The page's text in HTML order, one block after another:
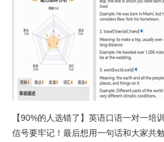
【90%的人选错了】英语口语一对一培
信号要牢记！最后想用一句话和大家共